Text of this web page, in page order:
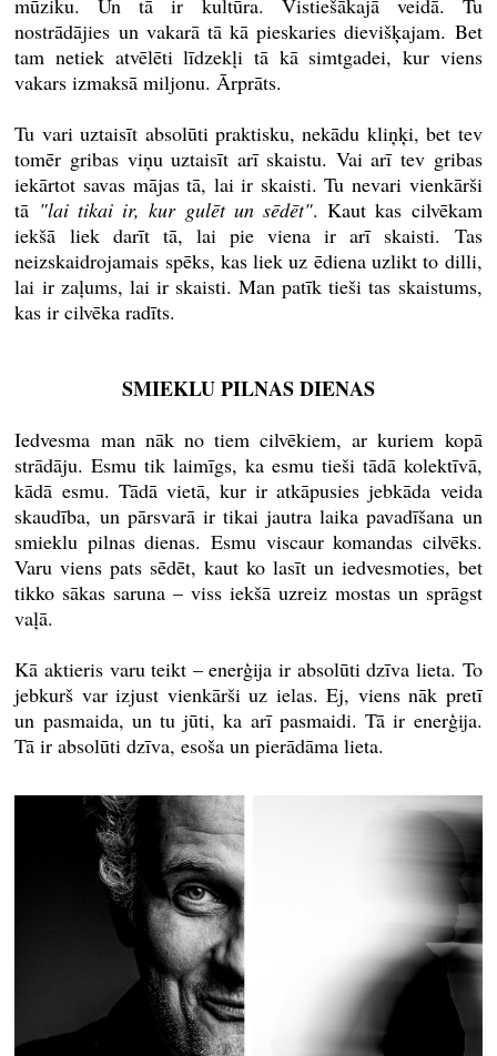
mūziku. Un tā ir kultūra. Vistiešākajā veidā. Tu
nostrādājies un vakarā tā kā pieskaries dievišķajam. Bet
tam netiek atvēlēti līdzekļi tā kā simtgadei, kur viens
vakars izmaksā miljonu. Ārprāts.
Tu vari uztaisīt absolūti praktisku, nekādu kliņķi, bet tev
tomēr gribas viņu uztaisīt arī skaistu. Vai arī tev gribas
iekārtot savas mājas tā, lai ir skaisti. Tu nevari vienkārši
tā "lai tikai ir, kur gulēt un sēdēt". Kaut kas cilvēkam
iekšā liek darīt tā, lai pie viena ir arī skaisti. Tas
neizskaidrojamais spēks, kas liek uz ēdiena uzlikt to dilli,
lai ir zaļums, lai ir skaisti. Man patīk tieši tas skaistums,
kas ir cilvēka radīts.
SMIEKLU PILNAS DIENAS
Iedvesma man nāk no tiem cilvēkiem, ar kuriem kopā
strādāju. Esmu tik laimīgs, ka esmu tieši tādā kolektīvā,
kādā esmu. Tādā vietā, kur ir atkāpusies jebkāda veida
skaudība, un pārsvarā ir tikai jautra laika pavadīšana un
smieklu pilnas dienas. Esmu viscaur komandas cilvēks.
Varu viens pats sēdēt, kaut ko lasīt un iedvesmoties, bet
tikko sākas saruna – viss iekšā uzreiz mostas un sprāgst
vaļā.
Kā aktieris varu teikt – enerģija ir absolūti dzīva lieta. To
jebkurš var izjust vienkārši uz ielas. Ej, viens nāk pretī
un pasmaida, un tu jūti, ka arī pasmaidi. Tā ir enerģija.
Tā ir absolūti dzīva, esoša un pierādāma lieta.